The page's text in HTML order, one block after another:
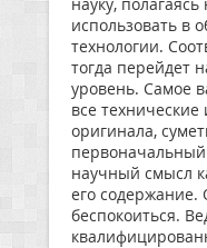
использовать в
технологии.
тогда перейдет
уровень. Самое
все
оригинала,
научный смысл
его содержание.
беспокоиться.